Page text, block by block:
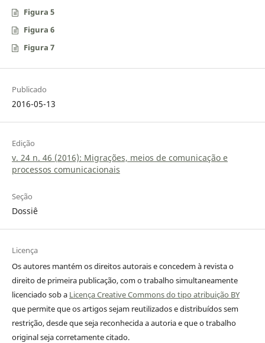
Figura 5
Figura 6
Figura 7
Publicado
2016-05-13
Edição
v. 24 n. 46 (2016): Migrações, meios de comunicação e
processos comunicacionais
Seção
Dossiê
Licença
Os autores mantém os direitos autorais e concedem à revista o
direito de primeira publicação, com o trabalho simultaneamente
licenciado sob a Licença Creative Commons do tipo atribuição BY
que permite que os artigos sejam reutilizados e distribuídos sem
restrição, desde que seja reconhecida a autoria e que o trabalho
original seja corretamente citado.